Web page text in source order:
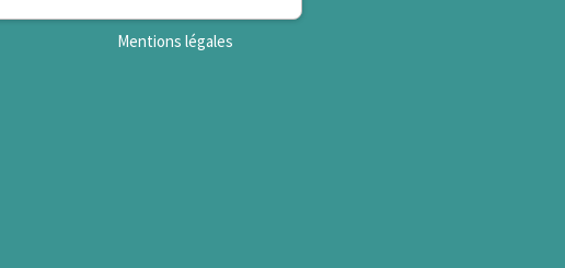
Mentions légales